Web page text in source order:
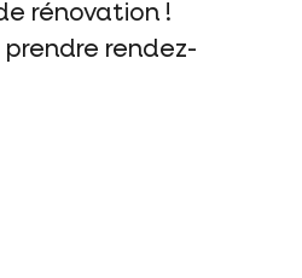
rénovation !
prendre rendez-